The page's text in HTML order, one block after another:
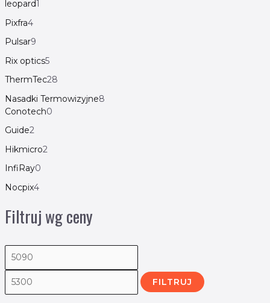
leopard1
Pixfra4
Pulsar9
Rix optics5
ThermTec28
Nasadki Termowizyjne8
Conotech0
Guide2
Hikmicro2
InfiRay0
Nocpix4
Filtruj wg ceny
FILTRUJ